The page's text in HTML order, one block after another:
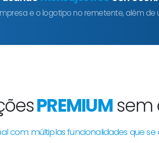
e o logotipo no remetente, além
PREMIUMsem
com múltiplas funcionalidades que